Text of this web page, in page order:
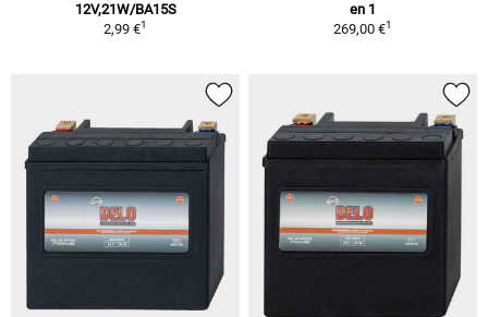
12V,21W/BA15S
2,99 €1
en 1
269,00 €1